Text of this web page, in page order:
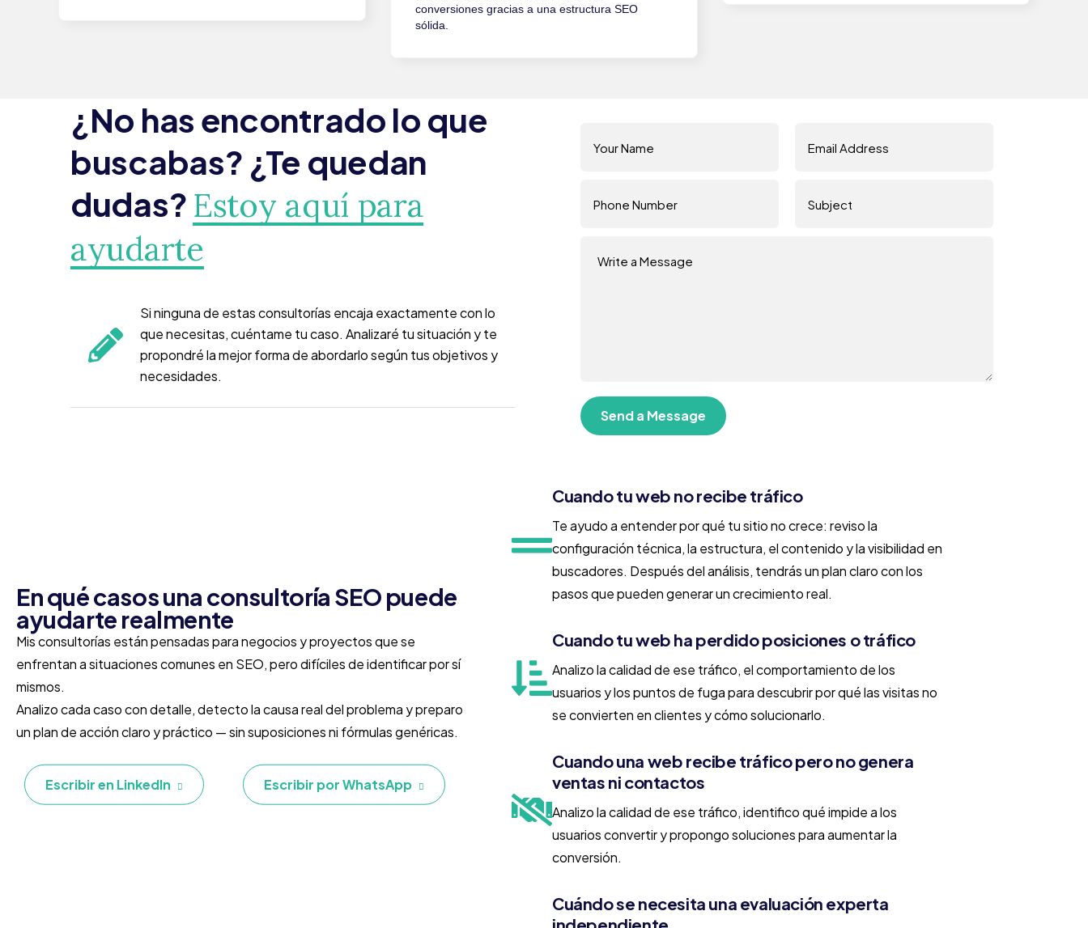
conversiones gracias a una estructura SEO
sólida.
¿No has encontrado lo que
buscabas? ¿Te quedan
dudas?Estoy aquí para
ayudarte
Si ninguna de estas consultorías encaja exactamente con lo
que necesitas, cuéntame tu caso. Analizaré tu situación y te
propondré la mejor forma de abordarlo según tus objetivos y
necesidades.
En qué casos una consultoría SEO puede
ayudarte realmente
Mis consultorías están pensadas para negocios y proyectos que se
enfrentan a situaciones comunes en SEO, pero difíciles de identificar por sí
mismos.
Analizo cada caso con detalle, detecto la causa real del problema y preparo
un plan de acción claro y práctico — sin suposiciones ni fórmulas genéricas.
Escribir en LinkedIn Escribir por WhatsApp
Cuando tu web no recibe tráfico
Te ayudo a entender por qué tu sitio no crece: reviso la
configuración técnica, la estructura, el contenido y la visibilidad en
buscadores. Después del análisis, tendrás un plan claro con los
pasos que pueden generar un crecimiento real.
Cuando tu web ha perdido posiciones o tráfico
Analizo la calidad de ese tráfico, el comportamiento de los
usuarios y los puntos de fuga para descubrir por qué las visitas no
se convierten en clientes y cómo solucionarlo.
Cuando una web recibe tráfico pero no genera
ventas ni contactos
Analizo la calidad de ese tráfico, identifico qué impide a los
usuarios convertir y propongo soluciones para aumentar la
conversión.
Cuándo se necesita una evaluación experta